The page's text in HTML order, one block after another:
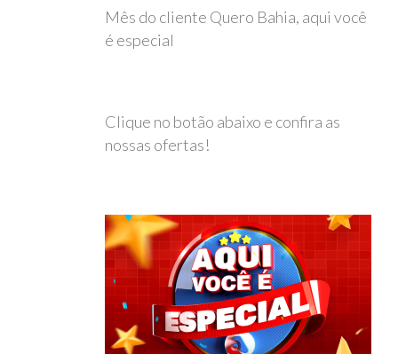
Mês do cliente Quero Bahia, aqui você
é especial
Clique no botão abaixo e confira as
nossas ofertas!